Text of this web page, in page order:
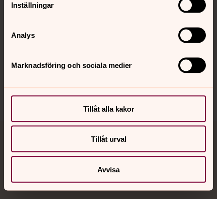
Inställningar
Analys
Marknadsföring och sociala medier
Tillåt alla kakor
Tillåt urval
Avvisa
Hitta snabbt
Sociala kanaler
Jourhavande präst
Akut samtals- och krisstöd. Prata eller chatta anonymt